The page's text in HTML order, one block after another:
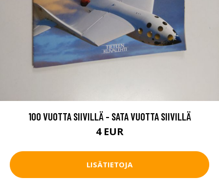
100 VUOTTA SIIVILLÄ - SATA VUOTTA SIIVILLÄ
4 EUR
LISÄTIETOJA